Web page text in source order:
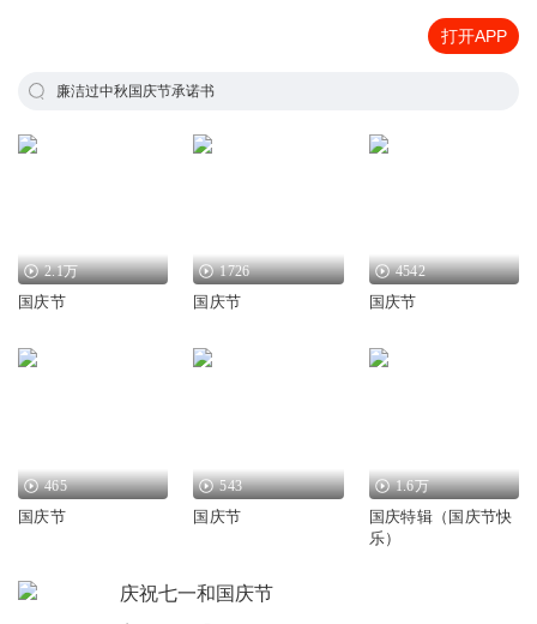
打开APP
廉洁过中秋国庆节承诺书
2.1万
国庆节
1726
国庆节
4542
国庆节
465
国庆节
543
国庆节
1.6万
国庆特辑（国庆节快
乐）
庆祝七一和国庆节